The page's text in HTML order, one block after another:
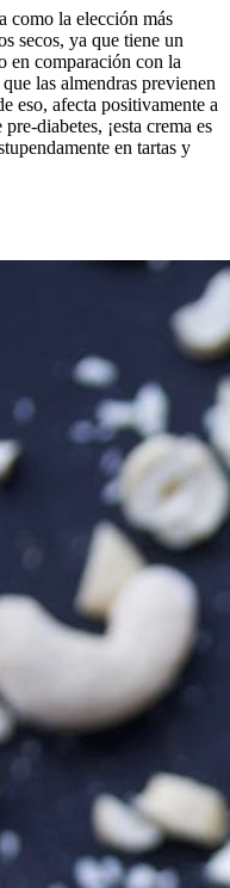
como la elección más
secos, ya que tiene un
en comparación con la
las almendras previenen
eso, afecta positivamente a
diabetes, ¡esta crema es
en tartas y